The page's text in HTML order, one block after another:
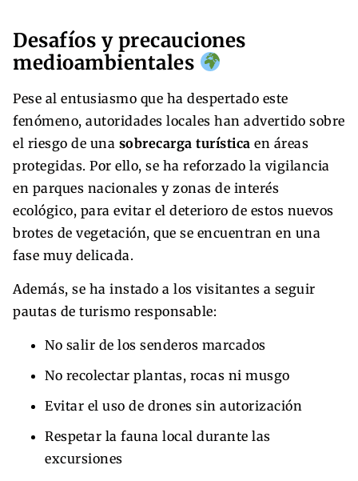
Desafíos y precauciones
medioambientales
Pese al entusiasmo que ha despertado este
fenómeno, autoridades locales han advertido sobre
el riesgo de una sobrecarga turística en áreas
protegidas. Por ello, se ha reforzado la vigilancia
en parques nacionales y zonas de interés
ecológico, para evitar el deterioro de estos nuevos
brotes de vegetación, que se encuentran en una
fase muy delicada.
Además, se ha instado a los visitantes a seguir
pautas de turismo responsable:
No salir de los senderos marcados
No recolectar plantas, rocas ni musgo
Evitar el uso de drones sin autorización
Respetar la fauna local durante las
excursiones